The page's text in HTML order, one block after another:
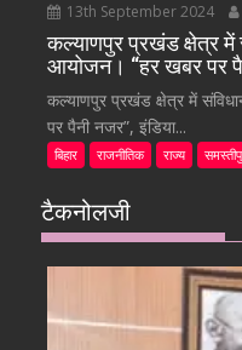
13th September 2024
कल्याणपुर प्रखंड क्षेत्र
आयोजन। “हर खबर पर
कल्याणपुर प्रखंड क्षेत्र में
पर पैनी नजर”, इंडिया...
बिहार राजनीतिक राज्य
टैकनोलजी